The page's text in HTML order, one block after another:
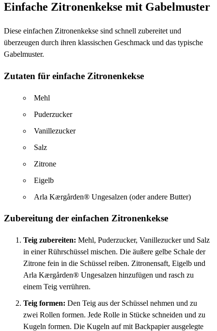
Einfache Zitronenkekse mit Gabelmuster
Diese einfachen Zitronenkekse sind schnell zubereitet und
überzeugen durch ihren klassischen Geschmack und das typische
Gabelmuster.
Zutaten für einfache Zitronenkekse
Mehl
Puderzucker
Vanillezucker
Salz
Zitrone
Eigelb
Arla Kærgården® Ungesalzen (oder andere Butter)
Zubereitung der einfachen Zitronenkekse
Teig zubereiten: Mehl, Puderzucker, Vanillezucker und Salz
in einer Rührschüssel mischen. Die äußere gelbe Schale der
Zitrone fein in die Schüssel reiben. Zitronensaft, Eigelb und
Arla Kærgården® Ungesalzen hinzufügen und rasch zu
einem Teig verrühren.
Teig formen: Den Teig aus der Schüssel nehmen und zu
zwei Rollen formen. Jede Rolle in Stücke schneiden und zu
Kugeln formen. Die Kugeln auf mit Backpapier ausgelegte